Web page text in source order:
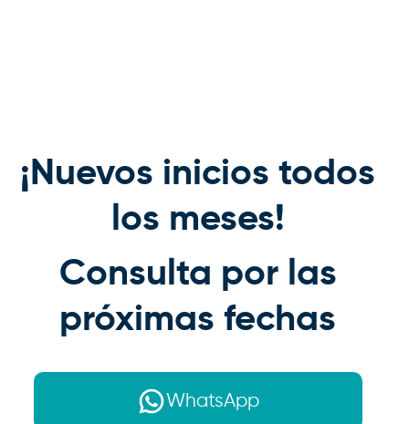
¡Nuevos inicios todos
los meses!
Consulta por las
próximas fechas
WhatsApp